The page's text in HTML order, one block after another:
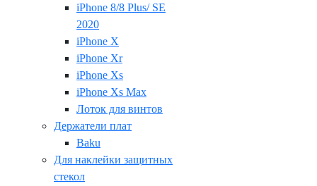
iPhone 8/8 Plus/ SE
2020
iPhone X
iPhone Xr
iPhone Xs
iPhone Xs Max
Лоток для винтов
Держатели плат
Baku
Для наклейки защитных
стекол